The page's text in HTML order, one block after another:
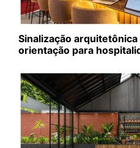
Sinalização
orientação para